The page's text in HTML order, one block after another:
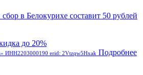
в Белокурихе составит 50 рублей
до 20%
ИНН2203000190 erid: 2Vtzqw5Hxak Подробнее